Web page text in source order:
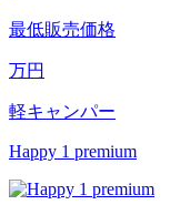
最低販売価格
万円
軽キャンパー
Happy 1 premium